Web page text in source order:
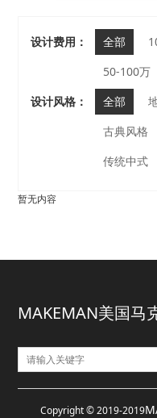
设计费用： 全部
50-100万
设计风格：
全部
古典风格
传统中式
暂无内容
MAKEMAN美国马
Copyright © 2019-2019